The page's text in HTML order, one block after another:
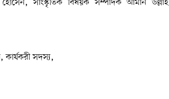
সাংস্কৃতিক বিষয়ক সম্পাদক আমান উল্লাহ
সদস্য,